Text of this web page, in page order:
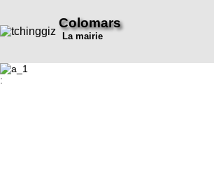
Colomars
La mairie
: